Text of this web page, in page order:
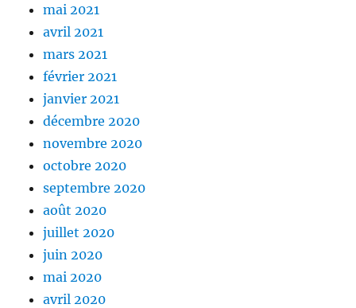
mai 2021
avril 2021
mars 2021
février 2021
janvier 2021
décembre 2020
novembre 2020
octobre 2020
septembre 2020
août 2020
juillet 2020
juin 2020
mai 2020
avril 2020